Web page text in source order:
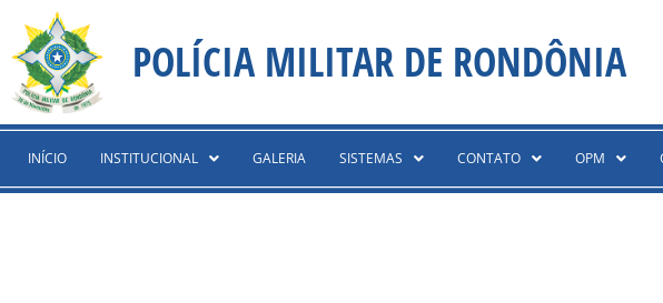
content
para
conteúdo
POLÍCIA MILITAR DE RONDÔNIA
INÍCIO INSTITUCIONAL GALERIA SISTEMAS CONTATO OPM